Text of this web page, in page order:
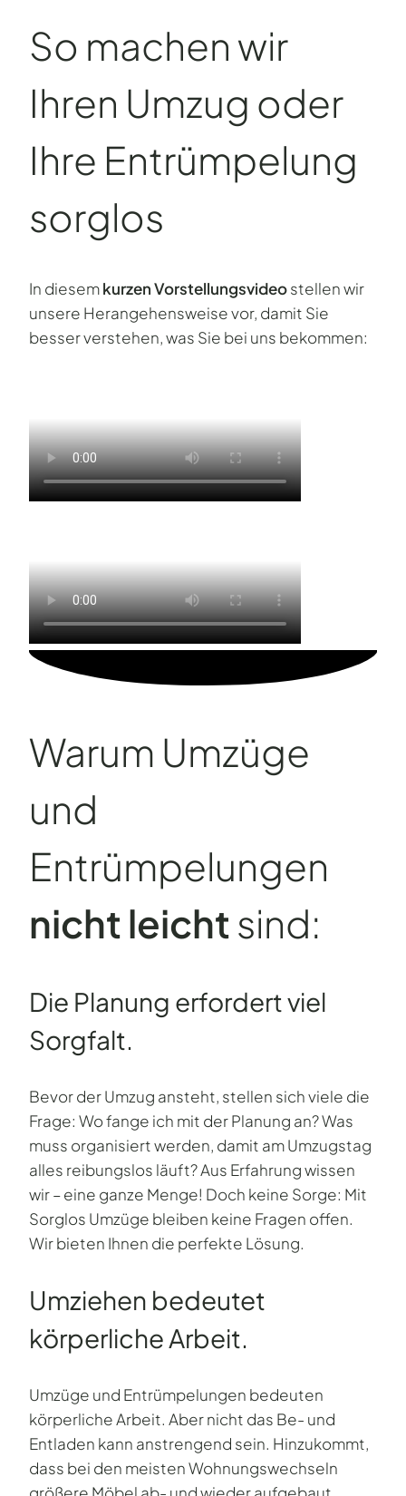
So machen wir
Ihren Umzug oder
Ihre Entrümpelung
sorglos
In diesemkurzen Vorstellungsvideostellen wir
unsere Herangehensweise vor, damit Sie
besser verstehen, was Sie bei uns bekommen:
Warum Umzüge
und
Entrümpelungen
nicht leichtsind:
Die Planung erfordert viel
Sorgfalt.
Bevor der Umzug ansteht, stellen sich viele die
Frage: Wo fange ich mit der Planung an? Was
muss organisiert werden, damit am Umzugstag
alles reibungslos läuft? Aus Erfahrung wissen
wir – eine ganze Menge! Doch keine Sorge: Mit
Sorglos Umzüge bleiben keine Fragen offen.
Wir bieten Ihnen die perfekte Lösung.
Umziehen bedeutet
körperliche Arbeit.
Umzüge und Entrümpelungen bedeuten
körperliche Arbeit. Aber nicht das Be- und
Entladen kann anstrengend sein. Hinzukommt,
dass bei den meisten Wohnungswechseln